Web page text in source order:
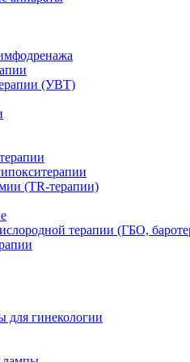
(УВТ)
(TR-терапии)
терапии (ГБО,
для гинекологии